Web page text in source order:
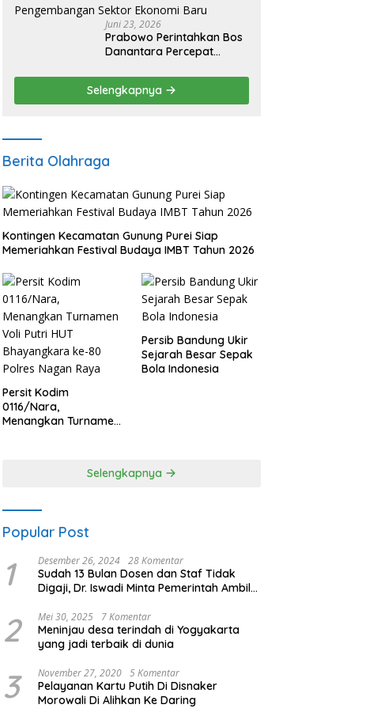
Juni 23, 2026
Prabowo Perintahkan Bos
Danantara Percepat
Pengembangan Sektor
Ekonomi Baru
Selengkapnya
Berita Olahraga
Kontingen Kecamatan Gunung Purei Siap
Memeriahkan Festival Budaya IMBT Tahun 2026
Persit Kodim
0116/Nara,
Menangkan Turnamen
Persib Bandung Ukir
Sejarah Besar Sepak
Bola Indonesia
Selengkapnya
Popular Post
1 Desember 26, 2024 28 Komentar
Sudah 13 Bulan Dosen dan Staf Tidak
Digaji, Dr. Iswadi Minta Pemerintah Ambil
2 Mei 30, 2025 7 Komentar
Meninjau desa terindah di Yogyakarta
yang jadi terbaik di dunia
3 November 27, 2020 5 Komentar
Pelayanan Kartu Putih Di Disnaker
Morowali Di Alihkan Ke Daring